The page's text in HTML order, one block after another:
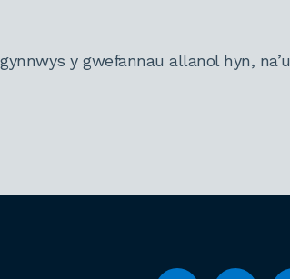
y gwefannau allanol hyn, na’u